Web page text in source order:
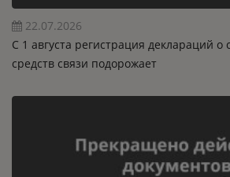
22.07.2026
C 1 августа регистрация деклараций о
средств связи подорожает